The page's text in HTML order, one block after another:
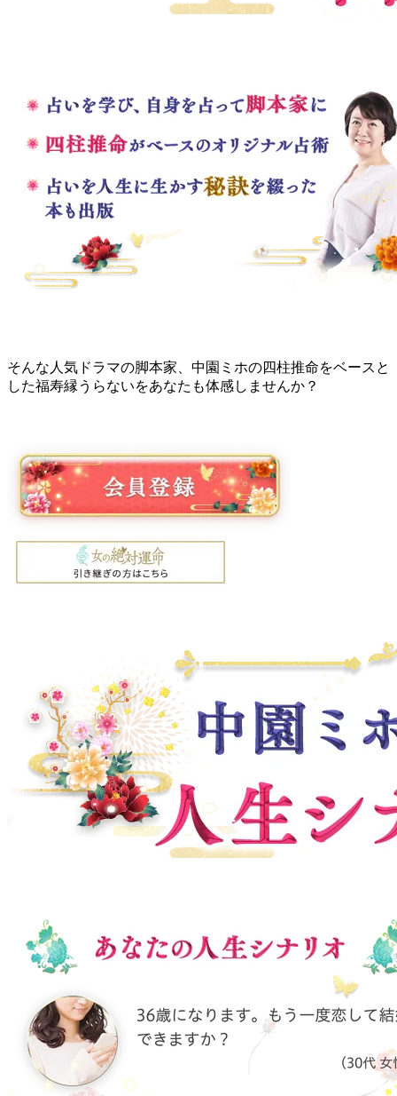
そんな人気ドラマの脚本家、中園ミホの四柱推命をベースと
した福寿縁うらないをあなたも体感しませんか？